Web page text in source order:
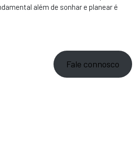
além de sonhar e planear é
Fale connosco